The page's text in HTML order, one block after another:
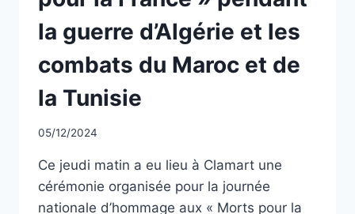
ET
AU
MAROC
la guerre d’Algérie et les
combats du Maroc et de
la Tunisie
Par
05/12/2024
Ce jeudi matin a eu lieu à Clamart une
cérémonie organisée pour la journée
nationale d’hommage aux « Morts pour la